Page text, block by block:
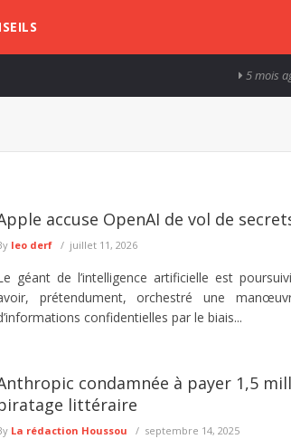
5 mois ago
accuse OpenAI de vol de
leo derf juillet 11, 2026
géant de l’intelligence artificielle est
prétendument, orchestré une
confidentielles par le biais...
condamnée à payer 1,5
littéraire
La rédaction Houssou septembre 14, 2025